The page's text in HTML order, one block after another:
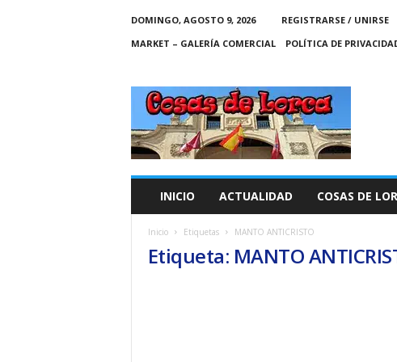
DOMINGO, AGOSTO 9, 2026
REGISTRARSE / UNIRSE
MARKET – GALERÍA COMERCIAL
POLÍTICA DE
C
A
S
INICIO ACTUALIDAD COSAS DE
Inicio Etiquetas MANTO ANTICRISTO
Etiqueta: MANTO